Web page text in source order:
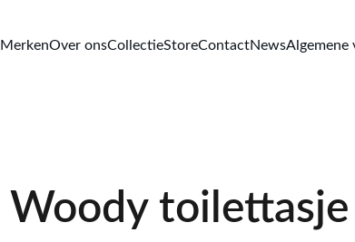
MerkenOver onsCollectieStoreContactNewsAlgemene
Woody toilettasje